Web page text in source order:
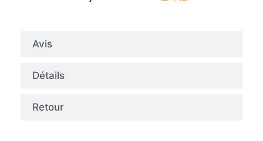
Avis
Détails
Retour